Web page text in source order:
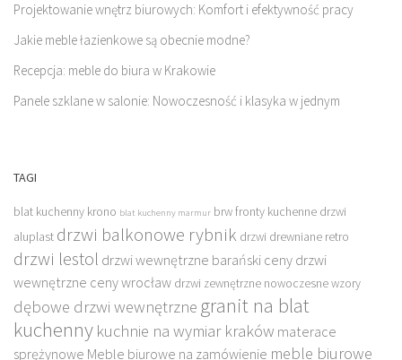
Projektowanie wnętrz biurowych: Komfort i efektywność pracy
Jakie meble łazienkowe są obecnie modne?
Recepcja: meble do biura w Krakowie
Panele szklane w salonie: Nowoczesność i klasyka w jednym
TAGI
blat kuchenny krono blat kuchenny marmur brw fronty kuchenne drzwi
aluplast drzwi balkonowe rybnik drzwi drewniane retro
drzwi lestol drzwi wewnętrzne barański ceny drzwi
wewnętrzne ceny wrocław drzwi zewnętrzne nowoczesne wzory
dębowe drzwi wewnętrzne granit na blat
kuchenny kuchnie na wymiar kraków materace
sprężynowe Meble biurowe na zamówienie meble biurowe